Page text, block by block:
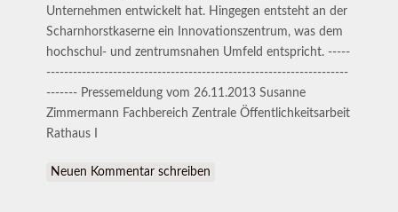
Unternehmen entwickelt hat. Hingegen entsteht an der
Scharnhorstkaserne ein Innovationszentrum, was dem
hochschul- und zentrumsnahen Umfeld entspricht. -----
--------------------------------------------------------------------
------- Pressemeldung vom 26.11.2013 Susanne
Zimmermann Fachbereich Zentrale Öffentlichkeitsarbeit
Rathaus I
Neuen Kommentar schreiben